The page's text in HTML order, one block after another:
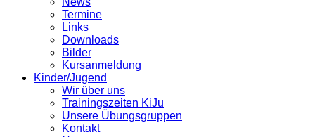
Termine
Links
Downloads
Bilder
Kursanmeldung
Kinder/Jugend
Wir über uns
Trainingszeiten KiJu
Unsere Übungsgruppen
Kontakt